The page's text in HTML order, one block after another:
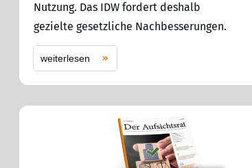
Nutzung. Das IDW fordert deshalb
gezielte gesetzliche Nachbesserungen.
weiterlesen